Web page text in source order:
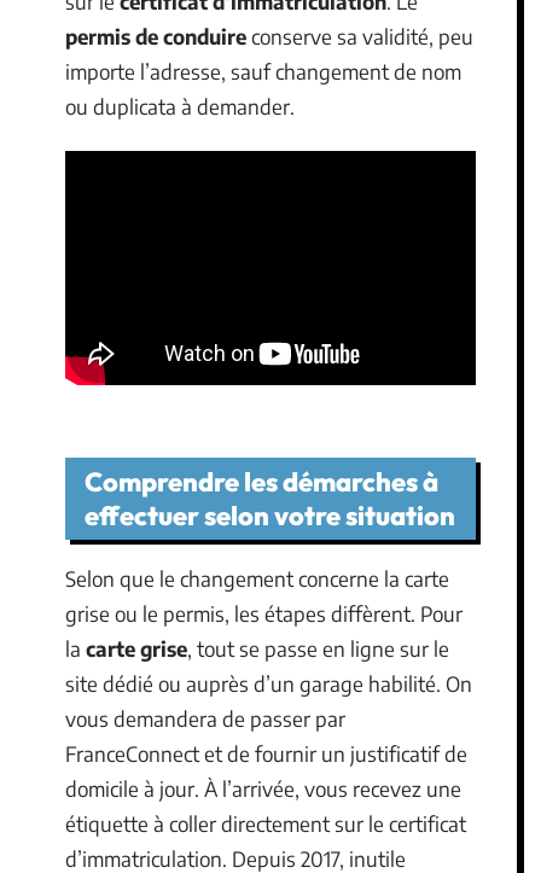
permis de conduireconserve sa validité, peu
importe l’adresse, sauf changement de nom
ou duplicata à demander.
Comprendre les démarches à
effectuer selon votre situation
Selon que le changement concerne la carte
grise ou le permis, les étapes diffèrent. Pour
la carte grise, tout se passe en ligne sur le
site dédié ou auprès d’un garage habilité. On
vous demandera de passer par
FranceConnect et de fournir un justificatif de
domicile à jour. À l’arrivée, vous recevez une
étiquette à coller directement sur le certificat
d’immatriculation. Depuis 2017, inutile